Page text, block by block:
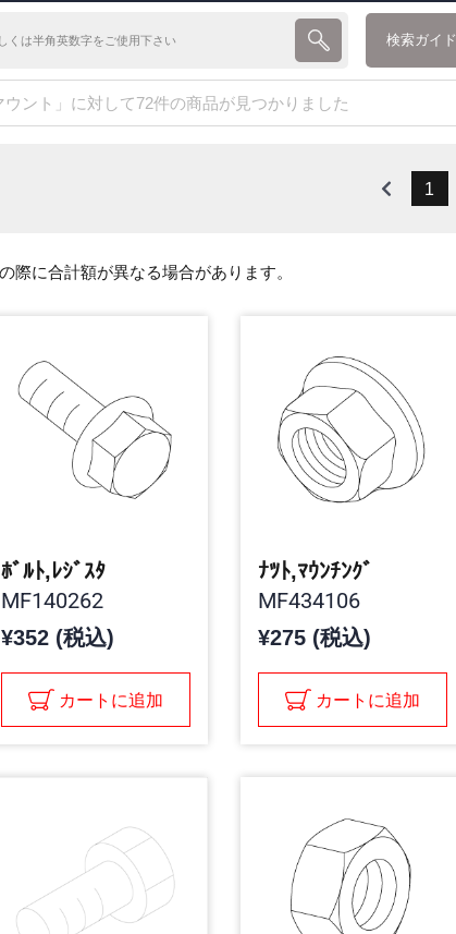
検索ガイド
ウント」に対して72件の商品が見つかりました
1
際に合計額が異なる場合があります。
ﾎﾞﾙﾄ,ﾚｼﾞｽﾀ
MF140262
¥352 (税込)
カートに追加
ﾅﾂﾄ,ﾏｳﾝﾁﾝｸﾞ
MF434106
¥275 (税込)
カートに追加